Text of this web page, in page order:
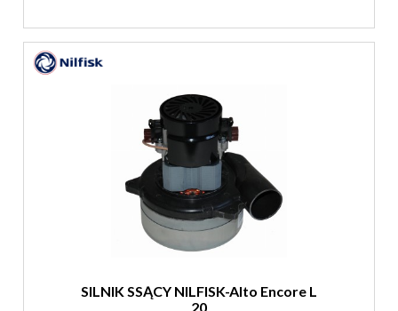
SILNIK SSĄCY NILFISK-Alto Encore L
20